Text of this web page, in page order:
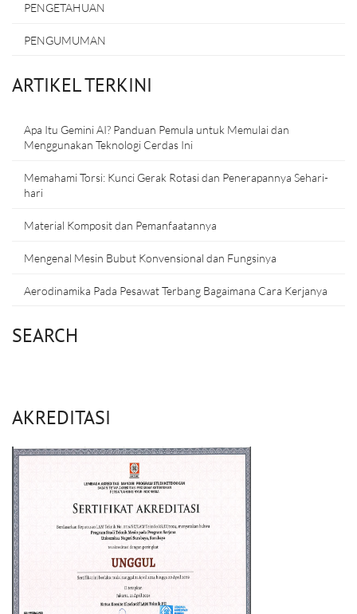
PENGETAHUAN
PENGUMUMAN
ARTIKEL TERKINI
Apa Itu Gemini AI? Panduan Pemula untuk Memulai dan
Menggunakan Teknologi Cerdas Ini
Memahami Torsi: Kunci Gerak Rotasi dan Penerapannya Sehari-
hari
Material Komposit dan Pemanfaatannya
Mengenal Mesin Bubut Konvensional dan Fungsinya
Aerodinamika Pada Pesawat Terbang Bagaimana Cara Kerjanya
SEARCH
AKREDITASI